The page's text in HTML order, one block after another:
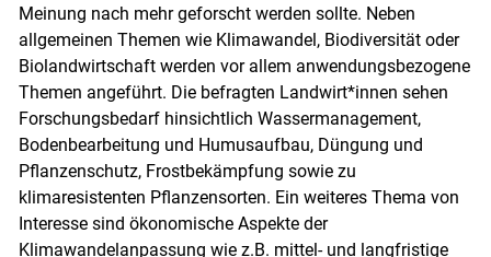
Meinung nach mehr geforscht werden sollte. Neben
allgemeinen Themen wie Klimawandel, Biodiversität oder
Biolandwirtschaft werden vor allem anwendungsbezogene
Themen angeführt. Die befragten Landwirt*innen sehen
Forschungsbedarf hinsichtlich Wassermanagement,
Bodenbearbeitung und Humusaufbau, Düngung und
Pflanzenschutz, Frostbekämpfung sowie zu
klimaresistenten Pflanzensorten. Ein weiteres Thema von
Interesse sind ökonomische Aspekte der
Klimawandelanpassung wie z.B. mittel- und langfristige